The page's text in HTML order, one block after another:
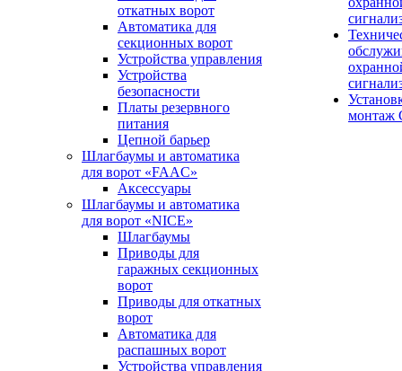
откатных ворот
Автоматика для
секционных ворот
Устройства управления
Устройства
безопасности
Платы резервного
питания
Цепной барьер
Шлагбаумы и автоматика
для ворот «FAAC»
Аксессуары
Шлагбаумы и автоматика
для ворот «NICE»
Шлагбаумы
Приводы для
гаражных секционных
ворот
Приводы для откатных
ворот
Автоматика для
распашных ворот
Устройства управления
монтаж